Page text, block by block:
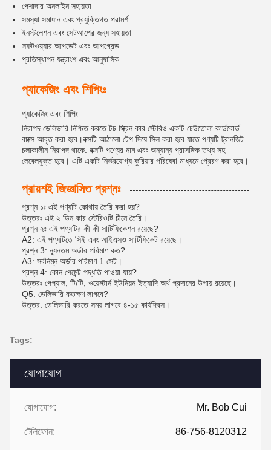
যোগাযোগ
যোগাযোগ: Mr. Bob Cui
টেলিফোন: 86-756-8120312
পেশাদার অনলাইন সহায়তা
সমস্যা সমাধান এবং প্রযুক্তিগত পরামর্শ
ইনস্টলেশন এবং সেটআপের জন্য সহায়তা
সফটওয়্যার আপডেট এবং আপগ্রেড
প্রতিস্থাপন যন্ত্রাংশ এবং আনুষাঙ্গিক
প্যাকেজিং এবং শিপিংঃ
প্যাকেজিং এবং শিপিং
নিরাপদ ডেলিভারি নিশ্চিত করতে টচ স্ক্রিন কার স্টেরিও একটি ঢেউতোলা কার্ডবোর্ড
বাক্সে আবৃত করা হবে।বক্সটি আঠালো টেপ দিয়ে সিল করা হবে যাতে পণ্যটি ট্রানজিট
চলাকালীন নিরাপদ থাকে. বক্সটি পণ্যের নাম এবং অন্যান্য প্রাসঙ্গিক তথ্য সহ
লেবেলযুক্ত হবে। এটি একটি নির্ভরযোগ্য কুরিয়ার পরিষেবা মাধ্যমে প্রেরণ করা হবে।
প্রায়শই জিজ্ঞাসিত প্রশ্নঃ
প্রশ্ন ১ঃ এই পণ্যটি কোথায় তৈরি করা হয়?
উত্তরঃ এই ২ ডিন কার স্টেরিওটি চীনে তৈরি।
প্রশ্ন ২ঃ এই পণ্যটির কী কী সার্টিফিকেশন রয়েছে?
A2: এই পণ্যটিতে সিই এবং আইএসও সার্টিফিকেট রয়েছে।
প্রশ্ন 3: ন্যূনতম অর্ডার পরিমাণ কত?
A3: সর্বনিম্ন অর্ডার পরিমাণ 1 সেট।
প্রশ্ন 4: কোন পেমেন্ট পদ্ধতি পাওয়া যায়?
উত্তরঃ পেপ্যাল, টি/টি, ওয়েস্টার্ন ইউনিয়ন ইত্যাদি অর্থ প্রদানের উপায় রয়েছে।
Q5: ডেলিভারি কতক্ষণ লাগবে?
উত্তর: ডেলিভারি করতে সময় লাগবে ৪-১৫ কার্যদিবস।
Tags: